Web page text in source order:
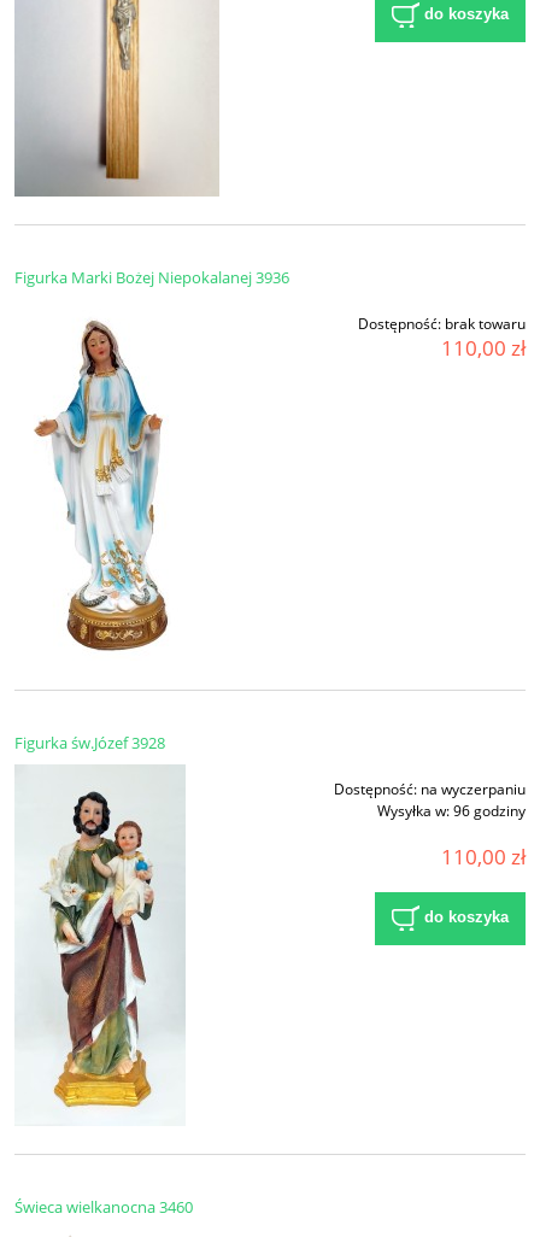
do koszyka
Figurka Marki Bożej Niepokalanej 3936
Dostępność: brak towaru
110,00 zł
Figurka św.Józef 3928
Dostępność: na wyczerpaniu
Wysyłka w:96 godziny
110,00 zł
do koszyka
Świeca wielkanocna 3460